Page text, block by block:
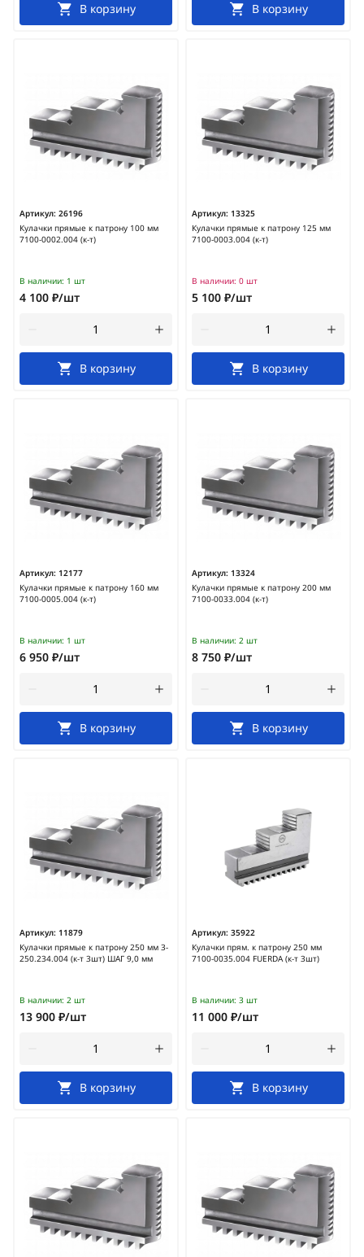
В корзину В корзину
Артикул: 26196
Кулачки прямые к патрону 100 мм
7100-0002.004 (к-т)
В наличии: 1 шт
4 100 ₽/шт
В корзину
Артикул: 13325
Кулачки прямые к патрону 125 мм
7100-0003.004 (к-т)
В наличии: 0 шт
5 100 ₽/шт
В корзину
Артикул: 12177
Кулачки прямые к патрону 160 мм
7100-0005.004 (к-т)
В наличии: 1 шт
6 950 ₽/шт
В корзину
Артикул: 13324
Кулачки прямые к патрону 200 мм
7100-0033.004 (к-т)
В наличии: 2 шт
8 750 ₽/шт
В корзину
Артикул: 11879
Кулачки прямые к патрону 250 мм 3-
250.234.004 (к-т 3шт) ШАГ 9,0 мм
В наличии: 2 шт
13 900 ₽/шт
В корзину
Артикул: 35922
Кулачки прям. к патрону 250 мм
7100-0035.004 FUERDA (к-т 3шт)
В наличии: 3 шт
11 000 ₽/шт
В корзину